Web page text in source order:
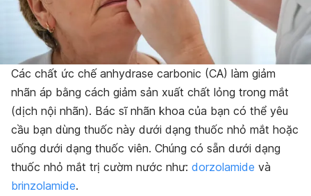
Các chất ức chế anhydrase carbonic (CA) làm giảm
nhãn áp bằng cách giảm sản xuất chất lỏng trong mắt
(dịch nội nhãn). Bác sĩ nhãn khoa của bạn có thể yêu
cầu bạn dùng thuốc này dưới dạng thuốc nhỏ mắt hoặc
uống dưới dạng thuốc viên. Chúng có sẵn dưới dạng
thuốc nhỏ mắt trị cườm nước như: dorzolamide và
brinzolamide.